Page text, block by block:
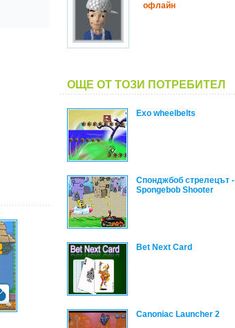
офлайн
ОЩЕ ОТ ТОЗИ ПОТРЕБИТЕЛ
Exo wheelbelts
Спонджбоб стрелецът -
Spongebob Shooter
Bet Next Card
Canoniac Launcher 2